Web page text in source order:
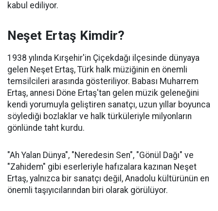
kabul ediliyor.
Neşet Ertaş Kimdir?
1938 yılında Kırşehir'in Çiçekdağı ilçesinde dünyaya
gelen Neşet Ertaş, Türk halk müziğinin en önemli
temsilcileri arasında gösteriliyor. Babası Muharrem
Ertaş, annesi Döne Ertaş'tan gelen müzik geleneğini
kendi yorumuyla geliştiren sanatçı, uzun yıllar boyunca
söylediği bozlaklar ve halk türküleriyle milyonların
gönlünde taht kurdu.
"Ah Yalan Dünya", "Neredesin Sen", "Gönül Dağı" ve
"Zahidem" gibi eserleriyle hafızalara kazınan Neşet
Ertaş, yalnızca bir sanatçı değil, Anadolu kültürünün en
önemli taşıyıcılarından biri olarak görülüyor.